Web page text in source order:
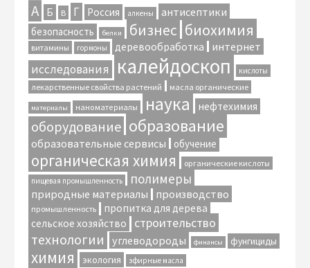
А Б В Г Россия алкены антисептики
безопасность белки бизнес биохимия
витамины гормоны деревообработка интернет
исследования калейдоскоп кислоты
лекарственные свойства растений масла органические
материалы наноматериалы наука нефтехимия
оборудование образование
образовательные сервисы обучение
органическая химия органические кислоты
пищевая промышленность полимеры
природные материалы производство
промышленность
пропитка для дерева
сельское хозяйство
строительство
технологии углеводороды финансы фунгициды
химия экология эфирные масла